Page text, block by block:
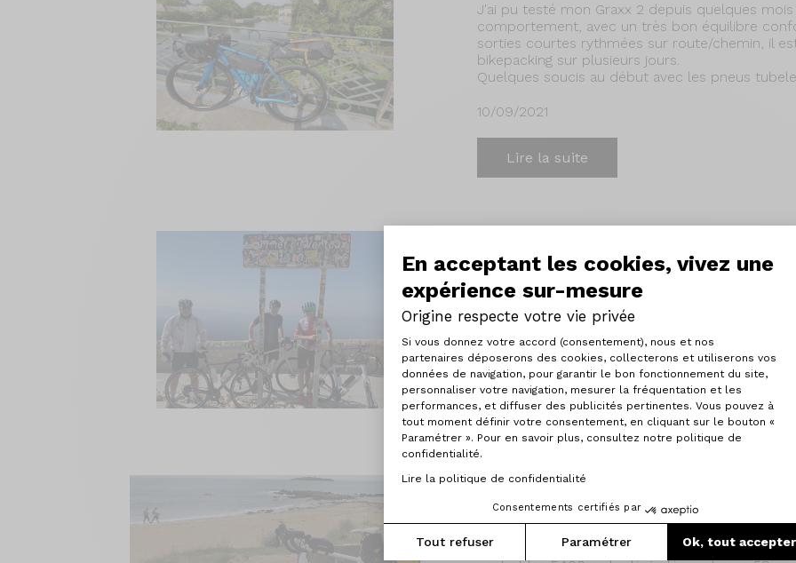
En acceptant les cookies, vivez une
expérience sur-mesure
Origine respecte votre vie privée
Plateforme de Gestion du
Si vous donnez votre accord (consentement), nous et nos
partenaires déposerons des cookies, collecterons et utiliserons vos
données de navigation, pour garantir le bon fonctionnement du site,
personnaliser votre navigation, mesurer la fréquentation et les
performances, et diffuser des publicités pertinentes. Vous pouvez à
tout moment définir votre consentement, en cliquant sur le bouton «
Paramétrer ». Pour en savoir plus, consultez notre politique de
confidentialité.
Lire la politique de confidentialité
Consentements certifiés par
Tout refuser Paramétrer Ok, tout accepter
Axeptio consent
J'ai pu testé mon Graxx 2 depuis quelques
comportement, avec un très bon équilibre
sorties courtes rythmées sur route/chemin, il
bikepacking sur plusieurs jours.
Quelques soucis au début avec les pneus
10/09/2021
Lire la suite
Trail - Shimano GRX 400 -
Une rencontre sympa en haut du Ventoux!
Le trail, habitué aux chemins, se comporte très
09/09/2021
Lire la suite
Trail - Shimano 105 - Roues
Voici la photo de mon compagnon de route
Bretagne, en juin de cette année. 9 jours de